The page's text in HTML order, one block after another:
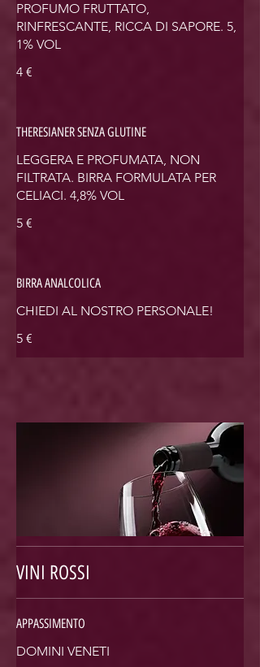
PROFUMO FRUTTATO,
RINFRESCANTE, RICCA DI SAPORE. 5,
1% VOL
4 €
THERESIANER SENZA GLUTINE
LEGGERA E PROFUMATA, NON
FILTRATA. BIRRA FORMULATA PER
CELIACI. 4,8% VOL
5 €
BIRRA ANALCOLICA
CHIEDI AL NOSTRO PERSONALE!
5 €
VINI ROSSI
APPASSIMENTO
DOMINI VENETI